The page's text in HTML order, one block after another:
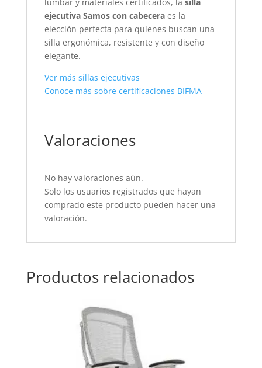
lumbar y materiales certificados, la silla
ejecutiva Samos con cabeceraes la
elección perfecta para quienes buscan una
silla ergonómica, resistente y con diseño
elegante.
Ver más sillas ejecutivas
Conoce más sobre certificaciones BIFMA
Valoraciones
No hay valoraciones aún.
Solo los usuarios registrados que hayan
comprado este producto pueden hacer una
valoración.
Productos relacionados